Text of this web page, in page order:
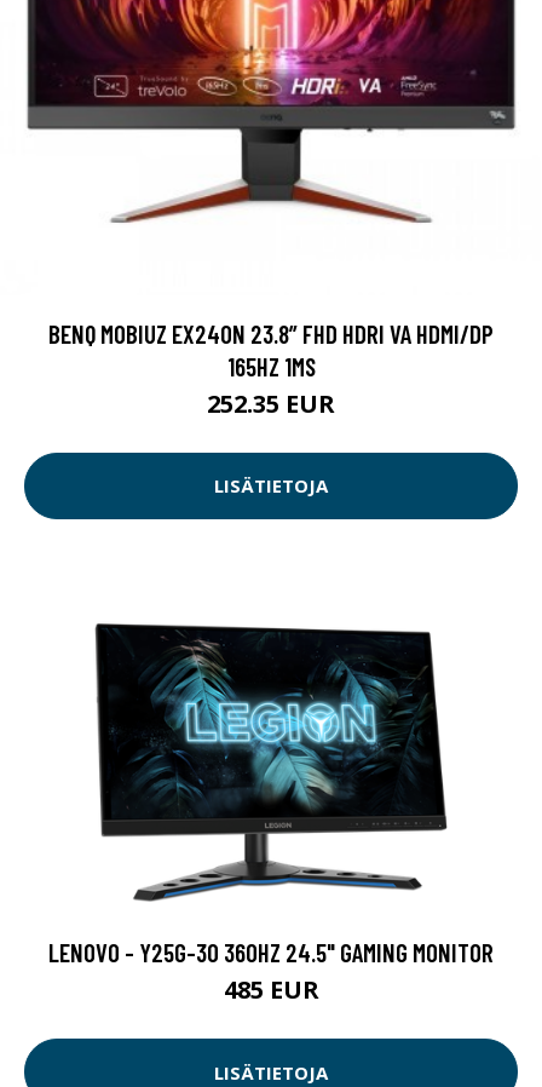
BENQ MOBIUZ EX240N 23.8” FHD HDRI VA HDMI/DP
165HZ 1MS
252.35 EUR
LISÄTIETOJA
LENOVO - Y25G-30 360HZ 24.5" GAMING MONITOR
485 EUR
LISÄTIETOJA